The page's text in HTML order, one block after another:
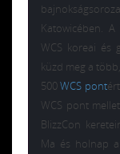
Katowicében.
WCS koreai és
küzd meg a
500WCS pont
WCS pont
BlizzCon
Ma és holnap